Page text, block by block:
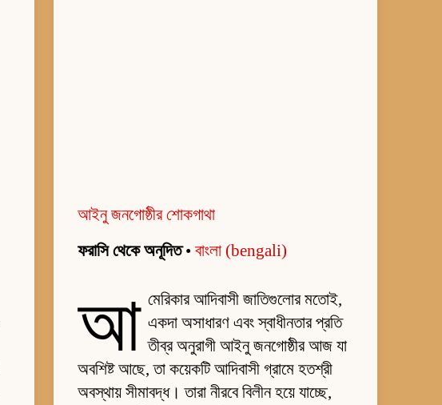
আইনু জনগোষ্ঠীর শোকগাথা
ফরাসি থেকে অনূদিত•বাংলা (bengali)
আ মেরিকার আদিবাসী জাতিগুলোর মতোই,
একদা অসাধারণ এবং স্বাধীনতার প্রতি
তীব্র অনুরাগী আইনু জনগোষ্ঠীর আজ যা
অবশিষ্ট আছে, তা কয়েকটি আদিবাসী গ্রামে হতশ্রী
অবস্থায় সীমাবদ্ধ। তারা নীরবে বিলীন হয়ে যাচ্ছে,